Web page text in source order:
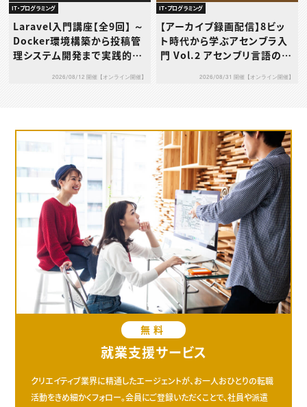
IT・プログラミング
Laravel入門講座【全9回】 ～
Docker環境構築から投稿管
理システム開発まで実践的に
2026/08/12 開催【オンライン開催】
IT・プログラミング
【アーカイブ録画配信】8ビッ
ト時代から学ぶアセンブラ入
門 Vol.2 アセンブリ言語の基
2026/08/31 開催【オンライン開催】
無料
就業支援サービス
クリエイティブ業界に精通したエージェントが、お一人おひとりの転職
活動をきめ細かくフォロー。会員にご登録いただくことで、社員や派遣